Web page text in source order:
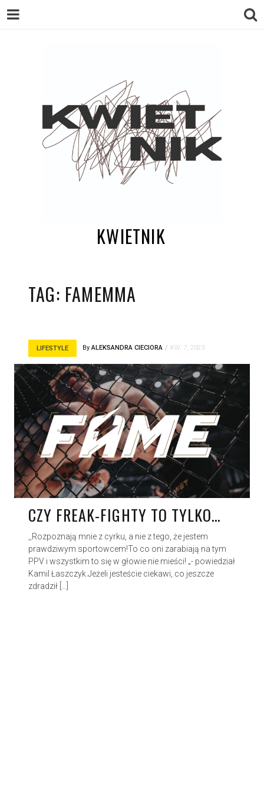
KWIETNIK
TAG: FAMEMMA
LIFESTYLE ByALEKSANDRA CIECIORA KW. 7, 2023
CZY FREAK-FIGHTY TO TYLKO…
,,Rozpoznają mnie z cyrku, a nie z tego, że jestem
prawdziwym sportowcem!To co oni zarabiają na tym
PPV i wszystkim to się w głowie nie mieści! „- powiedział
Kamil Łaszczyk.Jeżeli jesteście ciekawi, co jeszcze
zdradził […]